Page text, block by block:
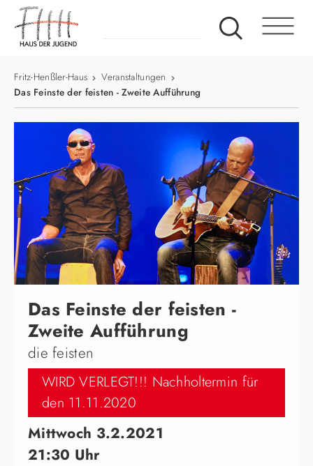
Fritz-Henßler-Haus
Veranstaltungen
Das Feinste der feisten - Zweite Aufführung
Das Feinste der feisten -
Zweite Aufführung
die feisten
WIRD VERLEGT!!! Nachholtermin für
den 11.11.2020
Mittwoch 3.2.2021
21:30 Uhr